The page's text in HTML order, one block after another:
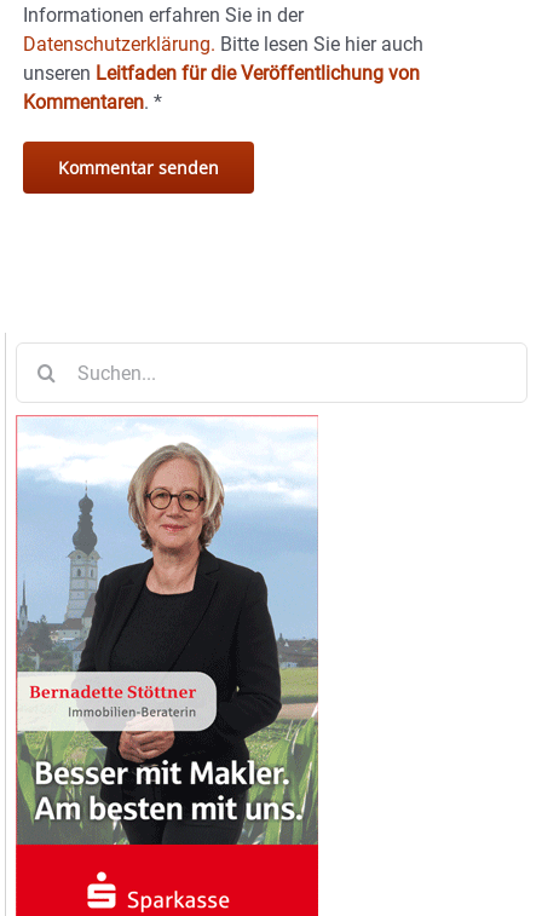
Informationen erfahren Sie in der
Datenschutzerklärung. Bitte lesen Sie hier auch
unseren Leitfaden für die Veröffentlichung von
Kommentaren. *
nach: